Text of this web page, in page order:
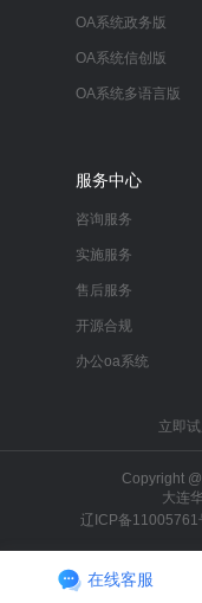
OA系统政务版
OA系统信创版
OA系统多语言版
服务中心
咨询服务
实施服务
售后服务
开源合规
办公oa系统
立即
Copyright
大连
辽ICP备11005761
在线客服